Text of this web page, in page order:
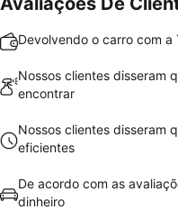
Devolvendo o carro com
Nossos clientes disseram
encontrar
Nossos clientes disseram
eficientes
De acordo com as
dinheiro